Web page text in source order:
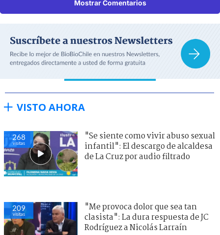
Mostrar Comentarios
VISTO AHORA
268
visitas
"Se siente como vivir abuso sexual
infantil": El descargo de alcaldesa
de La Cruz por audio filtrado
209
visitas
"Me provoca dolor que sea tan
clasista": La dura respuesta de JC
Rodríguez a Nicolás Larraín